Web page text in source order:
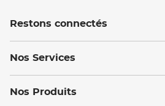
Restons connectés
Nos Services
Nos Produits